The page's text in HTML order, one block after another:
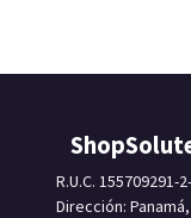
R.U.C. 155709291-
Dirección: